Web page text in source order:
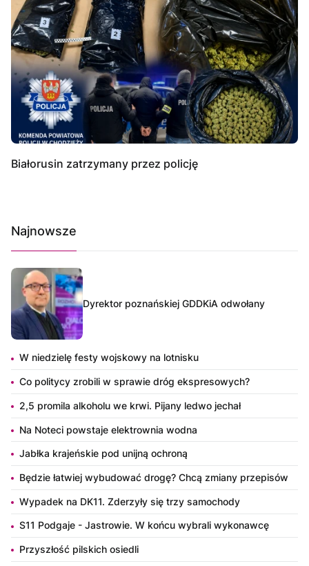
Białorusin zatrzymany przez policję
Najnowsze
Dyrektor poznańskiej GDDKiA odwołany
W niedzielę festy wojskowy na lotnisku
Co politycy zrobili w sprawie dróg ekspresowych?
2,5 promila alkoholu we krwi. Pijany ledwo jechał
Na Noteci powstaje elektrownia wodna
Jabłka krajeńskie pod unijną ochroną
Będzie łatwiej wybudować drogę? Chcą zmiany przepisów
Wypadek na DK11. Zderzyły się trzy samochody
S11 Podgaje - Jastrowie. W końcu wybrali wykonawcę
Przyszłość pilskich osiedli